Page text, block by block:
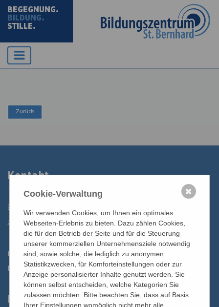
BEGEGNUNG.
BILDUNG.
STILLE.
Kontakt
Bildungszentrum St. Bernhard der Erzdiözese Wien
2700 Wiener Neustadt, Domplatz 1
02622 29131
02622 29131-5040
st.bernhard@edw.or.at
Links
Cookie-Verwaltung
Wir verwenden Cookies, um Ihnen ein optimales
Webseiten-Erlebnis zu bieten. Dazu zählen Cookies,
die für den Betrieb der Seite und für die Steuerung
unserer kommerziellen Unternehmensziele notwendig
sind, sowie solche, die lediglich zu anonymen
Statistikzwecken, für Komforteinstellungen oder zur
Anzeige personalisierter Inhalte genutzt werden. Sie
können selbst entscheiden, welche Kategorien Sie
zulassen möchten. Bitte beachten Sie, dass auf Basis
Ihrer Einstellungen womöglich nicht mehr alle
✖